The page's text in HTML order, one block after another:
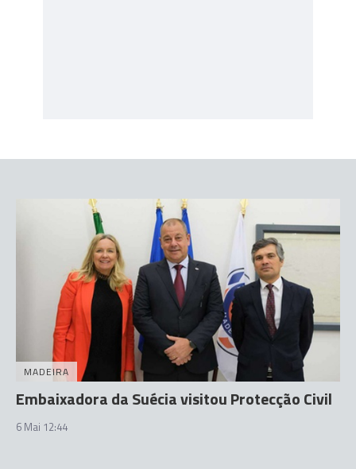
MADEIRA
Embaixadora da Suécia visitou Protecção Civil
6 Mai 12:44